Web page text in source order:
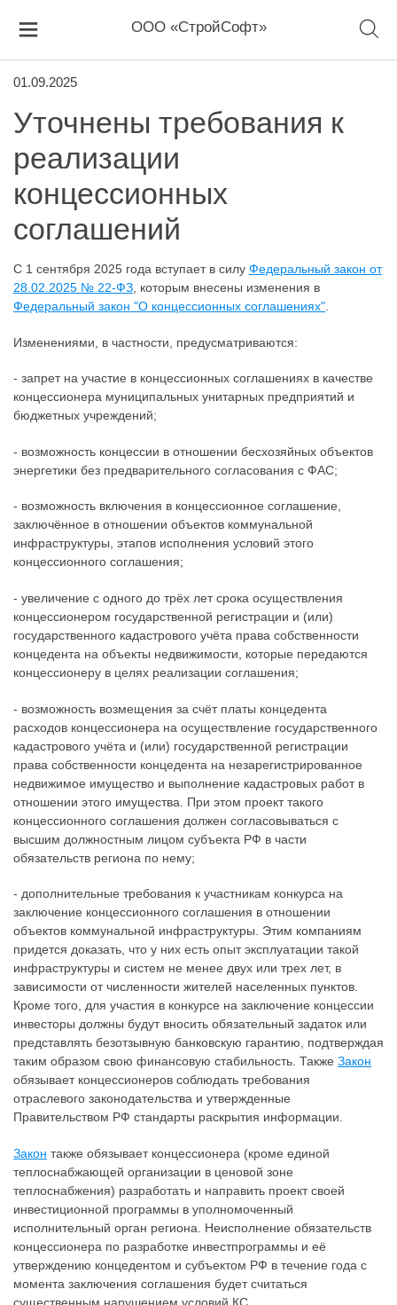
ООО «СтройСофт»
01.09.2025
Уточнены требования к
реализации
концессионных
соглашений
С 1 сентября 2025 года вступает в силу Федеральный закон от
28.02.2025 № 22-ФЗ , которым внесены изменения в
Федеральный закон "О концессионных соглашениях"
Изменениями, в частности, предусматриваются:
- запрет на участие в концессионных соглашениях в качестве
концессионера муниципальных унитарных предприятий и
бюджетных учреждений;
- возможность концессии в отношении бесхозяйных объектов
энергетики без предварительного согласования с ФАС;
- возможность включения в концессионное соглашение,
заключённое в отношении объектов коммунальной
инфраструктуры, этапов исполнения условий этого
концессионного соглашения;
- увеличение с одного до трёх лет срока осуществления
концессионером государственной регистрации и (или)
государственного кадастрового учёта права собственности
концедента на объекты недвижимости, которые передаются
концессионеру в целях реализации соглашения;
- возможность возмещения за счёт платы концедента
расходов концессионера на осуществление государственного
кадастрового учёта и (или) государственной регистрации
права собственности концедента на незарегистрированное
недвижимое имущество и выполнение кадастровых работ в
отношении этого имущества. При этом проект такого
концессионного соглашения должен согласовываться с
высшим должностным лицом субъекта РФ в части
обязательств региона по нему;
- дополнительные требования к участникам конкурса на
заключение концессионного соглашения в отношении
объектов коммунальной инфраструктуры. Этим компаниям
придется доказать, что у них есть опыт эксплуатации такой
инфраструктуры и систем не менее двух или трех лет, в
зависимости от численности жителей населенных пунктов.
Кроме того, для участия в конкурсе на заключение концессии
инвесторы должны будут вносить обязательный задаток или
представлять безотзывную банковскую гарантию, подтверждая
таким образом свою финансовую стабильность. Также Закон
обязывает концессионеров соблюдать требования
отраслевого законодательства и утвержденные
Правительством РФ стандарты раскрытия информации.
Закон также обязывает концессионера (кроме единой
теплоснабжающей организации в ценовой зоне
теплоснабжения) разработать и направить проект своей
инвестиционной программы в уполномоченный
исполнительный орган региона. Неисполнение обязательств
концессионера по разработке инвестпрограммы и её
утверждению концедентом и субъектом РФ в течение года с
момента заключения соглашения будет считаться
существенным нарушением условий КС.